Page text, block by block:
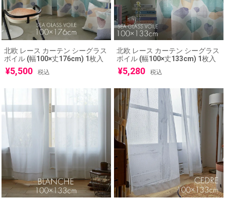
北欧 レース カーテン シーグラス
ボイル (幅100×丈176cm) 1枚入
¥5,500 税込
北欧 レース カーテン シーグラス
ボイル (幅100×丈133cm) 1枚入
¥5,280 税込